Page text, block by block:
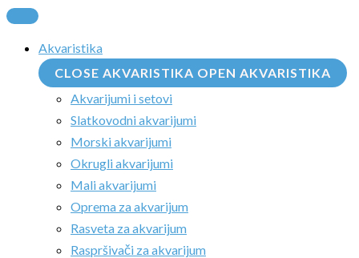
Akvaristika
CLOSE AKVARISTIKA OPEN AKVARISTIKA
Akvarijumi i setovi
Slatkovodni akvarijumi
Morski akvarijumi
Okrugli akvarijumi
Mali akvarijumi
Oprema za akvarijum
Rasveta za akvarijum
Raspršivači za akvarijum